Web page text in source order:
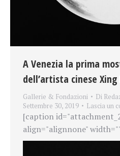
A Venezia la prima
dell’artista cinese Xing
Gallerie & Fondazioni Di
Settembre 30, 2019
Lascia un
[caption
align="alignnone"